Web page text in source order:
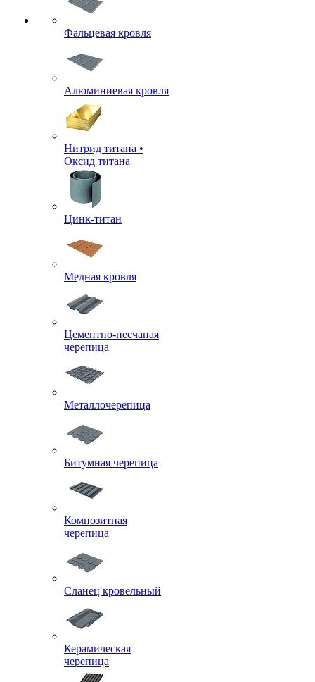
Фальцевая кровля
Алюминиевая кровля
Нитрид титана •
Оксид титана
Цинк-титан
Медная кровля
Цементно-песчаная
черепица
Металлочерепица
Битумная черепица
Композитная
черепица
Сланец кровельный
Керамическая
черепица